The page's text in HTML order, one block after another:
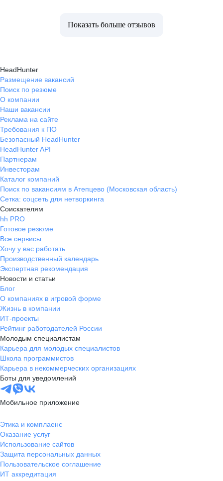
Показать больше отзывов
HeadHunter
Размещение вакансий
Поиск по резюме
О компании
Наши вакансии
Реклама на сайте
Требования к ПО
Безопасный HeadHunter
HeadHunter API
Партнерам
Инвесторам
Каталог компаний
Поиск по вакансиям в Атепцево (Московская область)
Сетка: соцсеть для нетворкинга
Соискателям
hh PRO
Готовое резюме
Все сервисы
Хочу у вас работать
Производственный календарь
Экспертная рекомендация
Новости и статьи
Блог
О компаниях в игровой форме
Жизнь в компании
ИТ-проекты
Рейтинг работодателей России
Молодым специалистам
Карьера для молодых специалистов
Школа программистов
Карьера в некоммерческих организациях
Боты для уведомлений
Мобильное приложение
Этика и комплаенс
Оказание услуг
Использование сайтов
Защита персональных данных
Пользовательское соглашение
ИТ аккредитация